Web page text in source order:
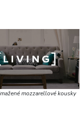
mozzarellové kousky